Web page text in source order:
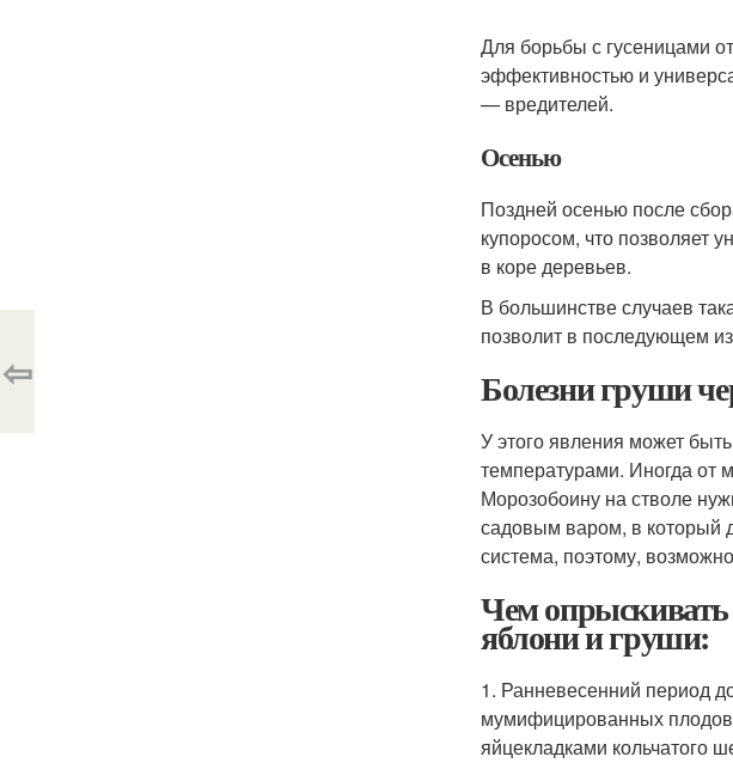
Для борьбы с гусеницами
эффективностью и
— вредителей.
Осенью
Поздней осенью после
купоросом, что позволяет
в коре деревьев.
В большинстве случаев
позволит в последующем
Болезни груши
У этого явления может
температурами. Иногда от
Морозобоину на стволе
садовым варом, в который
система, поэтому,
Чем
яблони и груши:
1. Ранневесенний период
мумифицированных
яйцекладками кольчатого
⇦